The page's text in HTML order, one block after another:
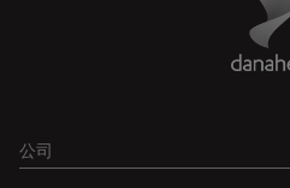
公司